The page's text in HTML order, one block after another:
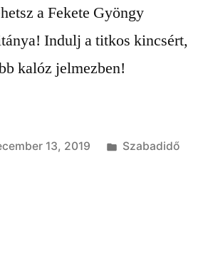
a Fekete Gyöngy
Indulj a titkos kincsért,
kalóz jelmezben!
13, 2019 Kategória:
Szabadidő